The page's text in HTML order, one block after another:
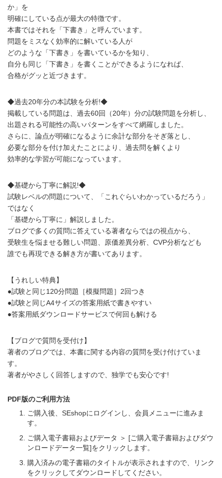
か」を
明確にしている点が最大の特徴です。
本書ではそれを「下書き」と呼んでいます。
問題をミスなく効率的に解いている人が
どのような「下書き」を書いているかを知り、
自分も同じ「下書き」を書くことができるようになれば、
合格がグッと近づきます。
◆過去20年分の本試験を分析!◆
掲載している問題は、過去60回（20年）分の試験問題を分析し、
出題される可能性の高いパターンをすべて網羅しました。
さらに、論点が明確になるように余計な部分をそぎ落とし、
必要な部分を付け加えたことにより、過去問を解くより
効率的な学習が可能になっています。
◆基礎から丁寧に解説!◆
試験レベルの問題について、「これぐらいわかっているだろう」
ではなく
「基礎から丁寧に」解説しました。
ブログで多くの質問に答えている著者ならではの視点から、
受験生を悩ませる難しい問題、原価差異分析、CVP分析なども
誰でも再現できる解き方が書いてあります。
【うれしい特典】
●試験と同じ120分問題［模擬問題］2回つき
●試験と同じA4サイズの答案用紙で書きやすい
●答案用紙ダウンロードサービスで何回も解ける
【ブログで質問を受付け】
著者のブログでは、本書に関する内容の質問を受け付けていま
す。
著者がやさしく回答しますので、独学でも安心です!
PDF版のご利用方法
ご購入後、SEshopにログインし、会員メニューに進みま
す。
ご購入電子書籍およびデータ ＞ [ご購入電子書籍およびダウ
ンロードデータ一覧]をクリックします。
購入済みの電子書籍のタイトルが表示されますので、リンク
をクリックしてダウンロードしてください。